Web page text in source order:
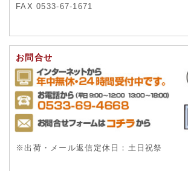
FAX 0533-67-1671
お問合せ
※出荷・メール返信定休日：土日祝祭